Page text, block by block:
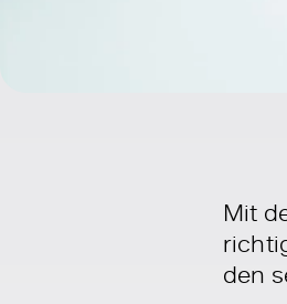
Mit
den